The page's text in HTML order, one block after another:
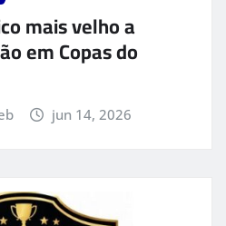
mais velho a
em Copas do
jun 14, 2026